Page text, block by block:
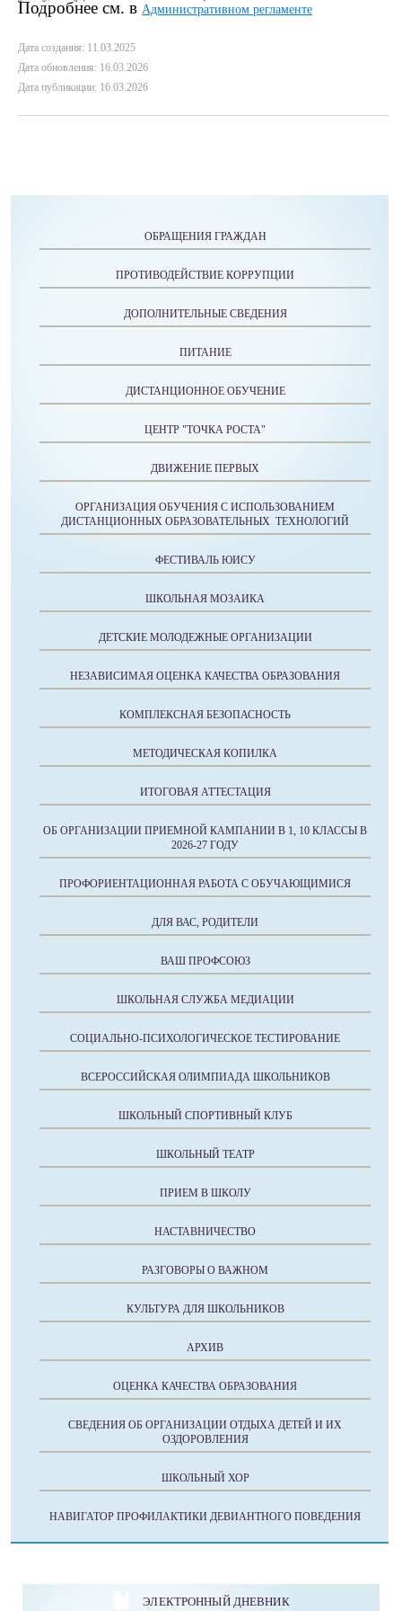
Подробнее см. в Административном регламенте
Дата создания: 11.03.2025
Дата обновления: 16.03.2026
Дата публикации: 16.03.2026
ОБРАЩЕНИЯ ГРАЖДАН
ПРОТИВОДЕЙСТВИЕ КОРРУПЦИИ
ДОПОЛНИТЕЛЬНЫЕ СВЕДЕНИЯ
ПИТАНИЕ
ДИСТАНЦИОННОЕ ОБУЧЕНИЕ
ЦЕНТР "ТОЧКА РОСТА"
ДВИЖЕНИЕ ПЕРВЫХ
ОРГАНИЗАЦИЯ ОБУЧЕНИЯ С ИСПОЛЬЗОВАНИЕМ
ДИСТАНЦИОННЫХ ОБРАЗОВАТЕЛЬНЫХ ТЕХНОЛОГИЙ
ФЕСТИВАЛЬ ЮИСУ
ШКОЛЬНАЯ МОЗАИКА
ДЕТСКИЕ МОЛОДЕЖНЫЕ ОРГАНИЗАЦИИ
НЕЗАВИСИМАЯ ОЦЕНКА КАЧЕСТВА ОБРАЗОВАНИЯ
КОМПЛЕКСНАЯ БЕЗОПАСНОСТЬ
МЕТОДИЧЕСКАЯ КОПИЛКА
ИТОГОВАЯ АТТЕСТАЦИЯ
ОБ ОРГАНИЗАЦИИ ПРИЕМНОЙ КАМПАНИИ В 1, 10 КЛАССЫ В
2026-27 ГОДУ
ПРОФОРИЕНТАЦИОННАЯ РАБОТА С ОБУЧАЮЩИМИСЯ
ДЛЯ ВАС, РОДИТЕЛИ
ВАШ ПРОФСОЮЗ
ШКОЛЬНАЯ СЛУЖБА МЕДИАЦИИ
СОЦИАЛЬНО-ПСИХОЛОГИЧЕСКОЕ ТЕСТИРОВАНИЕ
ВСЕРОССИЙСКАЯ ОЛИМПИАДА ШКОЛЬНИКОВ
ШКОЛЬНЫЙ СПОРТИВНЫЙ КЛУБ
ШКОЛЬНЫЙ ТЕАТР
ПРИЕМ В ШКОЛУ
НАСТАВНИЧЕСТВО
РАЗГОВОРЫ О ВАЖНОМ
КУЛЬТУРА ДЛЯ ШКОЛЬНИКОВ
АРХИВ
ОЦЕНКА КАЧЕСТВА ОБРАЗОВАНИЯ
СВЕДЕНИЯ ОБ ОРГАНИЗАЦИИ ОТДЫХА ДЕТЕЙ И ИХ
ОЗДОРОВЛЕНИЯ
ШКОЛЬНЫЙ ХОР
НАВИГАТОР ПРОФИЛАКТИКИ ДЕВИАНТНОГО ПОВЕДЕНИЯ
ЭЛЕКТРОННЫЙ ДНЕВНИК